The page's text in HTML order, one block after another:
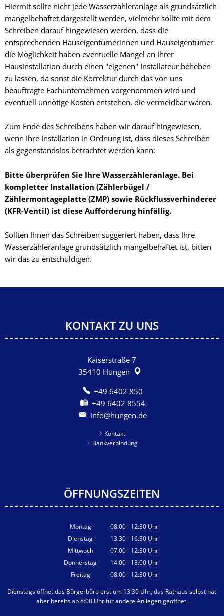
Hiermit sollte nicht jede Wasserzähleranlage als grundsätzlich
mangelbehaftet dargestellt werden, vielmehr sollte mit dem
Schreiben darauf hingewiesen werden, dass die
entsprechenden Hauseigentümerinnen und Hauseigentümer
die Möglichkeit haben eventuelle Mängel an Ihrer
Hausinstallation durch einen "eigenen" Installateur beheben
zu lassen, da sonst die Korrektur durch das von uns
beauftragte Fachunternehmen vorgenommen wird und
eventuell unnötige Kosten entstehen, die vermeidbar wären.
Zum Ende des Schreibens haben wir darauf hingewiesen,
wenn Ihre Installation in Ordnung ist, dass dieses Schreiben
als gegenstandslos betrachtet werden kann:
Bitte überprüfen Sie Ihre Wasserzähleranlage. Bei
kompletter Installation (Zählerbügel /
Zählermontageplatte (ZMP) sowie Rückflussverhinderer
(KFR-Ventil) ist diese Aufforderung hinfällig.
Sollten Ihnen das Schreiben suggeriert haben, dass Ihre
Wasserzähleranlage grundsätzlich mangelbehaftet ist, bitten
wir das zu entschuldigen.
KONTAKT ZU UNS
Kaiserstraße 7
35410 Hungen
+49 6402 850
+49 6402 8554
info@hungen.de
Kontakt
Bankverbindung
ÖFFNUNGSZEITEN
Montag 08:00- 12:30 Uhr
Von 08:00 bis 12:30 Uhr
Dienstag 13:30- 16:30 Uhr
Von 13:30 bis 16:30 Uhr
Mittwoch 07:00- 12:30 Uhr
Von 07:00 bis 12:30 Uhr
Donnerstag 14:00- 18:00 Uhr
Von 14:00 bis 18:00 Uhr
Freitag 08:00- 12:30 Uhr
Dienstags öffnet das Bürgerbüro erst um 13:30 Uhr, das Rathaus selbst hat
aber bereits ab 8:00 Uhr für andere Anliegen geöffnet.